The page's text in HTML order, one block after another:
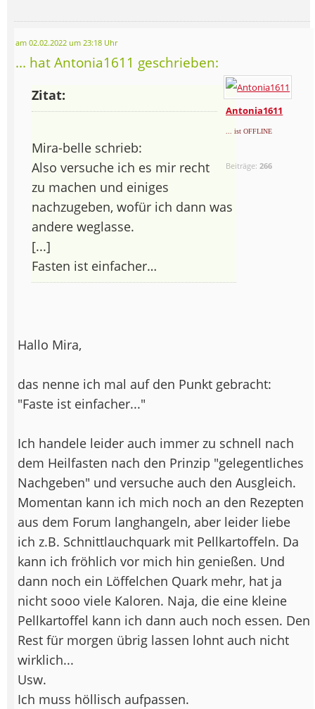
am 02.02.2022 um 23:18 Uhr
... hat Antonia1611 geschrieben:
Antonia1611
... ist OFFLINE
Beiträge: 266
Zitat:
Mira-belle schrieb:
Also versuche ich es mir recht
zu machen und einiges
nachzugeben, wofür ich dann was
andere weglasse.
[...]
Fasten ist einfacher…
Hallo Mira,
das nenne ich mal auf den Punkt gebracht:
"Faste ist einfacher..."
Ich handele leider auch immer zu schnell nach
dem Heilfasten nach den Prinzip "gelegentliches
Nachgeben" und versuche auch den Ausgleich.
Momentan kann ich mich noch an den Rezepten
aus dem Forum langhangeln, aber leider liebe
ich z.B. Schnittlauchquark mit Pellkartoffeln. Da
kann ich fröhlich vor mich hin genießen. Und
dann noch ein Löffelchen Quark mehr, hat ja
nicht sooo viele Kaloren. Naja, die eine kleine
Pellkartoffel kann ich dann auch noch essen. Den
Rest für morgen übrig lassen lohnt auch nicht
wirklich...
Usw.
Ich muss höllisch aufpassen.